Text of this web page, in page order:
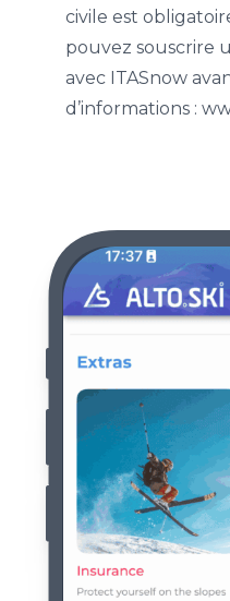
civile est
pouvez souscrire
avec ITASnow
d’informations :